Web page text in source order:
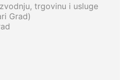
trgovinu i usluge
Grad)